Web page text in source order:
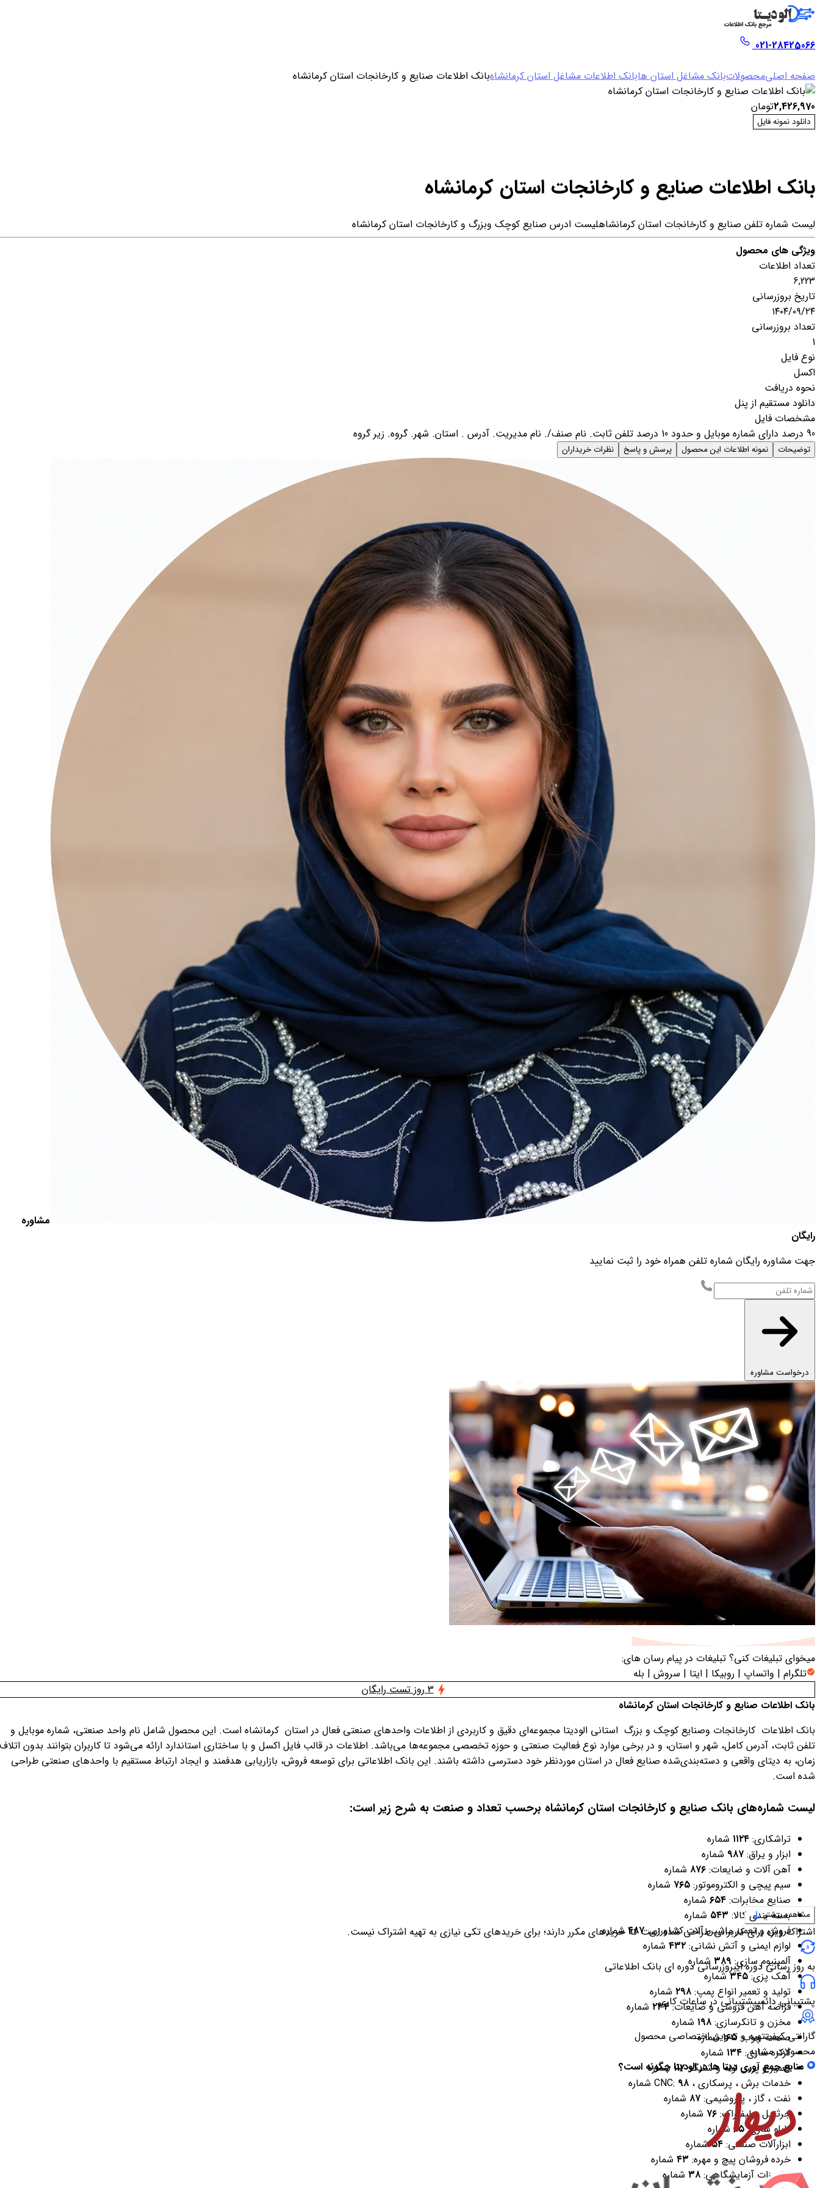
021-28425066
صفحه اصلیمحصولاتبانک مشاغل استان هابانک اطلاعات مشاغل استان کرمانشاهبانک اطلاعات صنایع و کارخانجات استان کرمانشاه
2,426,970تومان
دانلود نمونه فایل
بانک اطلاعات صنایع و کارخانجات استان کرمانشاه
لیست شماره تلفن صنایع و کارخانجات استان کرمانشاهلیست ادرس صنایع کوچک وبزرگ و کارخانجات استان کرمانشاه
ویژگی های محصول
تعداد اطلاعات
6,223
تاریخ بروزرسانی
۱۴۰۴/۰۹/۲۴
تعداد بروزرسانی
1
نوع فایل
اکسل
نحوه دریافت
دانلود مستقیم از پنل
مشخصات فایل
90 درصد دارای شماره موبایل و حدود 10 درصد تلفن ثابت. نام صنف/. نام مدیریت. آدرس . استان. شهر. گروه. زیر گروه
توضیحات نمونه اطلاعات این محصول پرسش و پاسخ نظرات خریداران
مشاوره
رایگان
جهت مشاوره رایگان شماره تلفن همراه خود را ثبت نمایید
درخواست مشاوره
میخوای تبلیغات کنی؟ تبلیغات در پیام رسان های:
تلگرام | واتساپ | روبیکا | ایتا | سروش | بله
3 روز تست رایگان
بانک اطلاعات صنایع و کارخانجات استان کرمانشاه
بانک اطلاعات کارخانجات وصنایع کوچک و بزرگ استانی الودیتا مجموعه‌ای دقیق و کاربردی از اطلاعات واحدهای صنعتی فعال در استان کرمانشاه است. این محصول شامل نام واحد صنعتی، شماره موبایل و
تلفن ثابت، آدرس کامل، شهر و استان، و در برخی موارد نوع فعالیت صنعتی و حوزه تخصصی مجموعه‌ها می‌باشد. اطلاعات در قالب فایل اکسل و با ساختاری استاندارد ارائه می‌شود تا کاربران بتوانند بدون اتلاف
زمان، به دیتای واقعی و دسته‌بندی‌شده صنایع فعال در استان موردنظر خود دسترسی داشته باشند. این بانک اطلاعاتی برای توسعه فروش، بازاریابی هدفمند و ایجاد ارتباط مستقیم با واحدهای صنعتی طراحی
شده است.
لیست شماره‌های بانک صنایع و کارخانجات استان کرمانشاه برحسب تعداد و صنعت به شرح زیر است:
تراشکاری: ۱۱۲۴ شماره
ابزار و یراق: ۹۸۷ شماره
آهن آلات و ضایعات: ۸۷۶ شماره
سیم پیچی و الکتروموتور: ۷۶۵ شماره
صنایع مخابرات: ۶۵۴ شماره
بسته بندی کالا: ۵۴۳ شماره
فروش و تعمیر ماشین آلات کشاورزی:۴۸۷شماره
لوازم ایمنی و آتش نشانی: ۴۳۲ شماره
آلمینیوم سازی: ۳۸۹ شماره
آهک پزی:۳۴۵شماره
تولید و تعمیر انواع پمپ: ۲۹۸ شماره
قراضه آهن فروشی و ضایعات:۲۳۴ شماره
مخزن و تانکرسازی: ۱۹۸ شماره
صنعت چوب:۱۶۵شماره
کرکره سازی: ۱۳۴ شماره
تعمیر و پرس لوله و شلنگ:۱۱۲ شماره
خدمات برش ، پرسکاری ، CNC: ۹۸
شماره
نفت ، گاز ، پتروشیمی: ۸۷ شماره
جرثقیل و لیفتراک: ۷۶ شماره
تابلو سازی:۶۵ شماره
ابزارآلات صنعتی: ۵۴شماره
خرده فروشان پیچ و مهره: ۴۳ شماره
تجهیزات آزمایشگاهی: ۳۸ شماره
مشاهده بیشتر
اشتراک ویژه برای کاربرانی طراحی شده است که خریدهای مکرر دارند؛ برای خریدهای تکی نیازی به تهیه اشتراک نیست.
به روز رسانی دوره ایبروزرسانی دوره ای بانک اطلاعاتی
پشتیبانی دائمیپشتیبانی در ساعات کاری
گارانتی کیفیتتهیه و تدوین اختصاصی محصول
محصولات مشابه
منابع جمع آوری دیتا ها در الودیتا چگونه است؟